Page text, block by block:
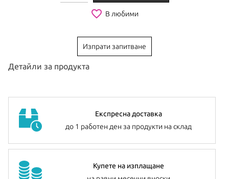
favorite_border В любими
Изпрати запитване
Детайли за продукта
Покажи още
Експресна доставка
до 1 работен ден за продукти на склад
Купете на изплащане